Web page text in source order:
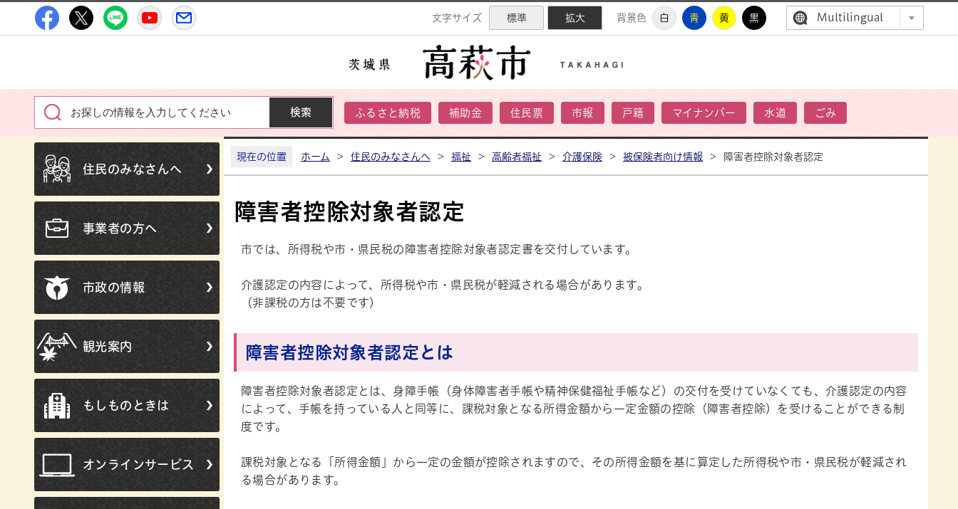
高萩市公式Facebook
高萩市公式X高萩市公式LINE
高萩市YouTube公式チャンネル 文字サイズ 標準 拡大 背景色 白 青 黄 黒 Multilingual
ふるさと納税 補助金 住民票 市報 戸籍 マイナンバー 水道 ごみ
住民のみなさんへ
事業者の方へ
市政の情報
観光案内
もしものときは
オンラインサービス
現在の位置 ホーム > 住民のみなさんへ > 福祉 > 高齢者福祉 > 介護保険 > 被保険者向け情報 > 障害者控除対象者認定
障害者控除対象者認定
市では、所得税や市・県民税の障害者控除対象者認定書を交付しています。
介護認定の内容によって、所得税や市・県民税が軽減される場合があります。
（非課税の方は不要です）
障害者控除対象者認定とは
障害者控除対象者認定とは、身障手帳（身体障害者手帳や精神保健福祉手帳など）の交付を受けていなくても、介護認定の内容
によって、手帳を持っている人と同等に、課税対象となる所得金額から一定金額の控除（障害者控除）を受けることができる制
度です。
課税対象となる「所得金額」から一定の金額が控除されますので、その所得金額を基に算定した所得税や市・県民税が軽減され
る場合があります。